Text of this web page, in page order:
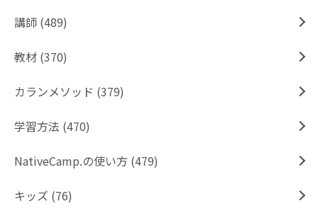
講師 (489)
教材 (370)
カランメソッド (379)
学習方法 (470)
NativeCamp.の使い方 (479)
キッズ (76)